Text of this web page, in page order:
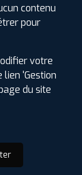
contenu
pour
votre
'Gestion
du site